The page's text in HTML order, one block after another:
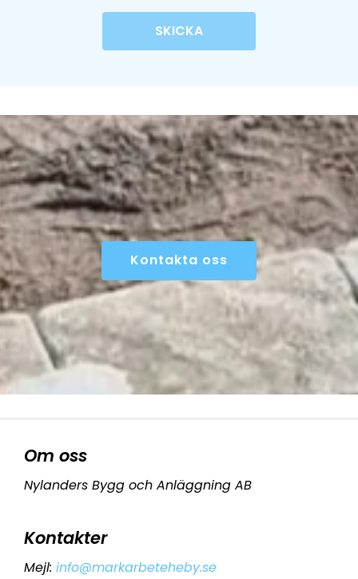
SKICKA
Kontakta oss
Om oss
Nylanders Bygg och Anläggning AB
Kontakter
Mejl: info@markarbeteheby.se